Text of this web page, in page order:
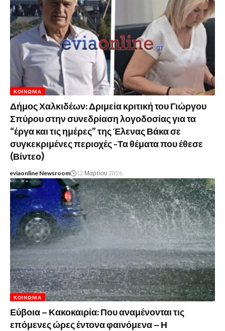
ΚΟΙΝΩΝΊΑ
Δήμος Χαλκιδέων: Δριμεία κριτική του Γιώργου
Σπύρου στην συνεδρίαση λογοδοσίας για τα
“έργα και τις ημέρες” της Έλενας Βάκα σε
συγκεκριμένες περιοχές -Τα θέματα που έθεσε
(Βίντεο)
eviaonline Newsroom 12 Μαρτίου 2026
ΚΟΙΝΩΝΊΑ
Εύβοια – Κακοκαιρία: Που αναμένονται τις
επόμενες ώρες έντονα φαινόμενα – Η